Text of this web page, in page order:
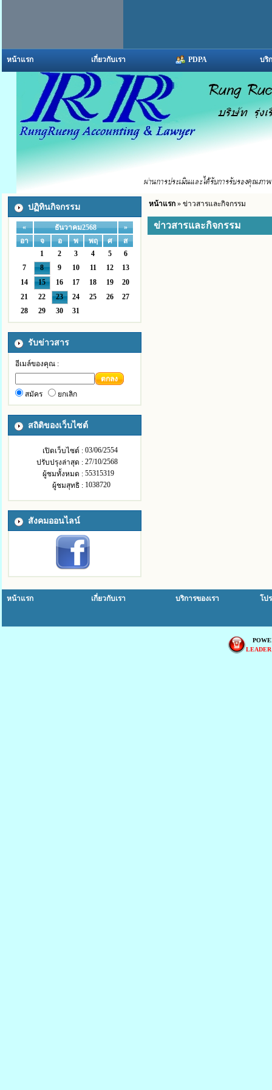
หน้าแรก เกี่ยวกับเรา PDPA บริ
ปฏิทินกิจกรรม
« ธันวาคม2568
»
อา
จ อ พ พฤ ศ
ส
1
2 3 4 5
6
7
8 9 10 11 12
13
14
15 16 17 18 19
20
21
22 23 24 25 26
27
28
29 30 31
รับข่าวสาร
อีเมล์ของคุณ :
ตกลง
สมัคร
ยกเลิก
สถิติของเว็บไซต์
เปิดเว็บไซต์ : 03/06/2554
ปรับปรุงล่าสุด : 27/10/2568
ผู้ชมทั้งหมด : 55315319
ผู้ชมสุทธิ : 1038720
สังคมออนไลน์
หน้าแรก» ข่าวสารและกิจกรรม
ข่าวสารและกิจกรรม
หน้าแรก เกี่ยวกับเรา บริการของเรา โป